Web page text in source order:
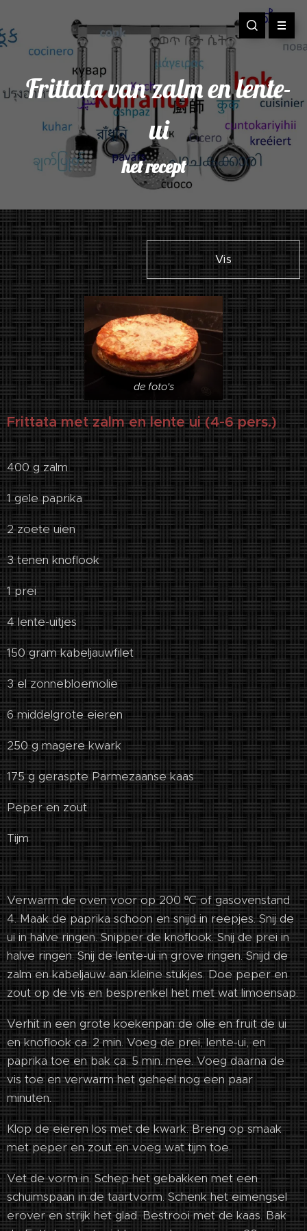
Frittata van zalm en lente-
ui
het recept
Vis
de foto's
Frittata met zalm en lente ui (4-6 pers.)
400 g zalm
1 gele paprika
2 zoete uien
3 tenen knoflook
1 prei
4 lente-uitjes
150 gram kabeljauwfilet
3 el zonnebloemolie
6 middelgrote eieren
250 g magere kwark
175 g geraspte Parmezaanse kaas
Peper en zout
Tijm
Verwarm de oven voor op 200 ºC of gasovenstand
4. Maak de paprika schoon en snijd in reepjes. Snij de
ui in halve ringen. Snipper de knoflook. Snij de prei in
halve ringen. Snij de lente-ui in grove ringen. Snijd de
zalm en kabeljauw aan kleine stukjes. Doe peper en
zout op de vis en besprenkel het met wat limoensap.
Verhit in een grote koekenpan de olie en fruit de ui
en knoflook ca. 2 min. Voeg de prei, lente-ui, en
paprika toe en bak ca. 5 min. mee. Voeg daarna de
vis toe en verwarm het geheel nog een paar
minuten.
Klop de eieren los met de kwark. Breng op smaak
met peper en zout en voeg wat tijm toe.
Vet de vorm in. Schep het gebakken met een
schuimspaan in de taartvorm. Schenk het eimengsel
erover en strijk het glad. Bestrooi met de kaas. Bak